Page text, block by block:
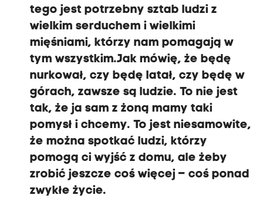
tego jest potrzebny sztab ludzi z
wielkim serduchem i wielkimi
mięśniami, którzy nam pomagają w
tym wszystkim.Jak mówię, że będę
nurkował, czy będę latał, czy będę w
górach, zawsze są ludzie. To nie jest
tak, że ja sam z żoną mamy taki
pomysł i chcemy. To jest niesamowite,
że można spotkać ludzi, którzy
pomogą ci wyjść z domu, ale żeby
zrobić jeszcze coś więcej – coś ponad
zwykłe życie.